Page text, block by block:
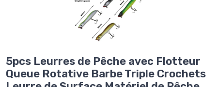
5pcs Leurres de Pêche avec Flotteur
Queue Rotative Barbe Triple Crochets